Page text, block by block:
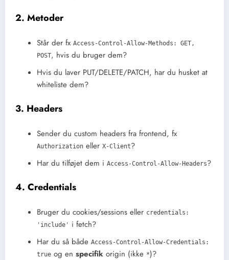
2. Metoder
Står der fx Access-Control-Allow-Methods: GET,
POST, hvis du bruger dem?
Hvis du laver PUT/DELETE/PATCH, har du husket at
whiteliste dem?
3. Headers
Sender du custom headers fra frontend, fx
Authorization eller X-Client?
Har du tilføjet dem i Access-Control-Allow-Headers?
4. Credentials
Bruger du cookies/sessions eller credentials:
'include'
i fetch?
Har du så både Access-Control-Allow-Credentials:
true og en specifik origin (ikke *)?